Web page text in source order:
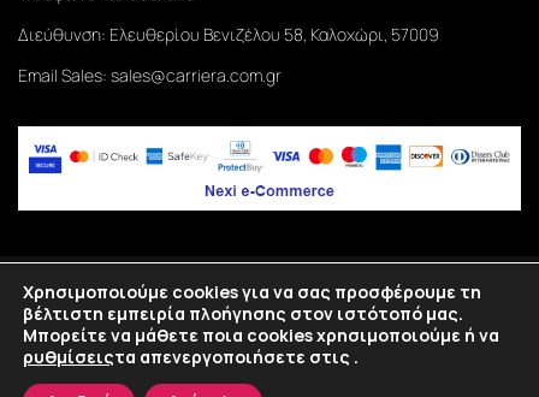
Διεύθυνση: Ελευθερίου Βενιζέλου 58, Καλοχώρι, 57009
Email Sales: sales@carriera.com.gr
Copyright2026©Carriera. All rights reserved.
Κατασκευή eshop Θεσσαλονίκη SmartWebDesign
Χρησιμοποιούμε cookies για να σας προσφέρουμε τη
βέλτιστη εμπειρία πλοήγησης στον ιστότοπό μας.
Μπορείτε να μάθετε ποια cookies χρησιμοποιούμε ή να
τα απενεργοποιήσετε στις
ρυθμίσεις .